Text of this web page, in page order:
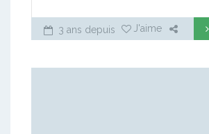
3 ans depuis J'aime